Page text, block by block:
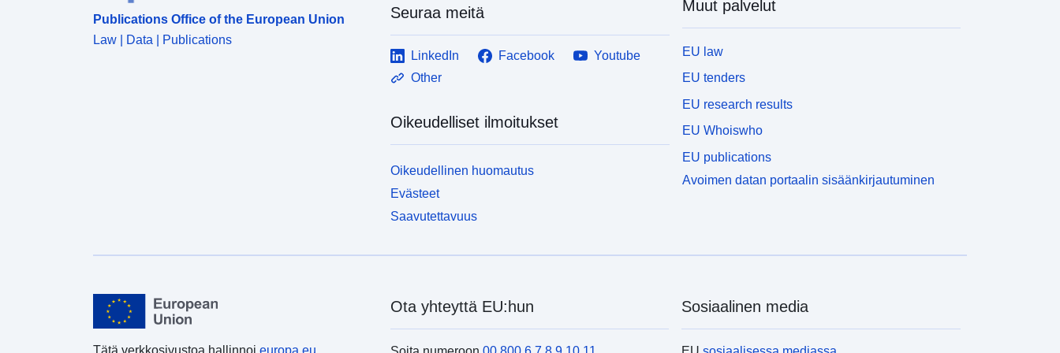
täytäntöönpanokelpoinen kolmansia osapuolia
Publications Office of the European Union
Law | Data | Publications
Seuraa meitä
LinkedIn Facebook
Youtube
Other
Oikeudelliset ilmoitukset
Oikeudellinen huomautus
Evästeet
Saavutettavuus
Muut palvelut
EU law
EU tenders
EU research results
EU Whoiswho
EU publications
Avoimen datan portaalin sisäänkirjautuminen
Tätä verkkosivustoa hallinnoi europa.eu
Ota yhteyttä EU:hun Sosiaalinen media